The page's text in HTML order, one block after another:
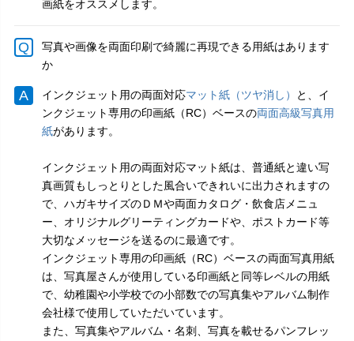
画紙をオススメします。
写真や画像を両面印刷で綺麗に再現できる用紙はあります
か
インクジェット用の両面対応マット紙（ツヤ消し）
と、イ
ンクジェット専用の印画紙（RC）ベースの両面高級写真用
紙があります。
インクジェット用の両面対応マット紙は、普通紙と違い写
真画質もしっとりとした風合いできれいに出力されますの
で、ハガキサイズのＤＭや両面カタログ・飲食店メニュ
ー、オリジナルグリーティングカードや、ポストカード等
大切なメッセージを送るのに最適です。
インクジェット専用の印画紙（RC）ベースの両面写真用紙
は、写真屋さんが使用している印画紙と同等レベルの用紙
で、幼稚園や小学校での小部数での写真集やアルバム制作
会社様で使用していただいています。
また、写真集やアルバム・名刺、写真を載せるパンフレッ